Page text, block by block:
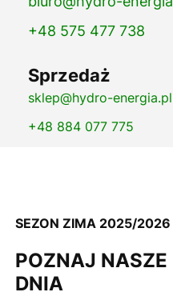
+48 575 477 738
Sprzedaż
sklep@hydro-energia.pl
+48 884 077 775
SEZON ZIMA 2025/2026
POZNAJ NASZE
DNIA